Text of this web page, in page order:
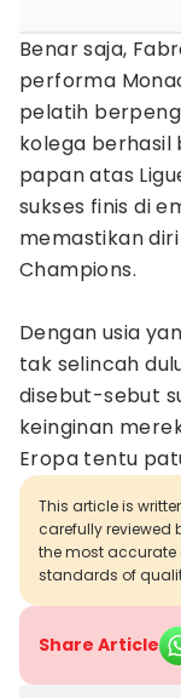
Benar saja,
performa
pelatih
kolega berhasil
papan atas
sukses finis di
memastikan
Champions.
Dengan usia
tak selincah
disebut-sebut
keinginan
Eropa tentu
This article is
carefully reviewed
the most accurate
standards of
Share Article